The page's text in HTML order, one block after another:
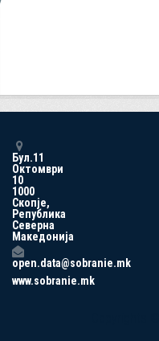
Бул.11
Октомври
10
1000
Скопје,
Република
Северна
Македонија
open.data@sobranie.mk
www.sobranie.mk